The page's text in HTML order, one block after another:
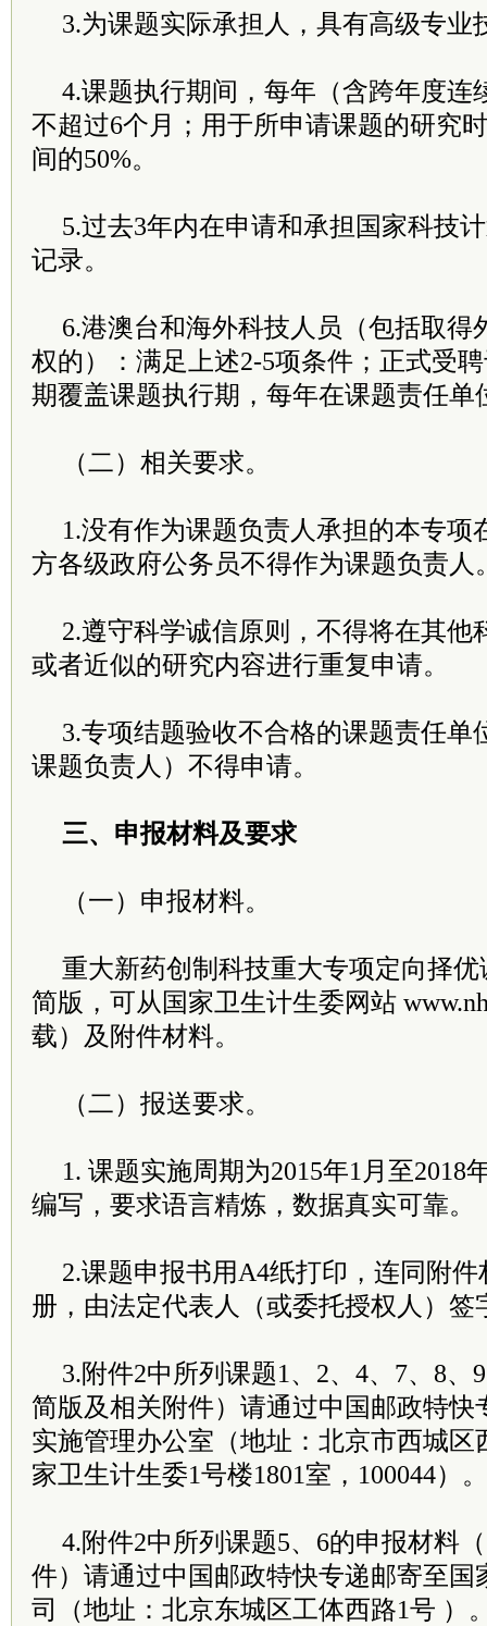
3.为课题实际承担人，具有高级专业
4.课题执行期间，每年（含跨年度连
不超过6个月；用于所申请课题的研究
间的50%。
5.过去3年内在申请和承担国家科技
记录。
6.港澳台和海外科技人员（包括取得
权的）：满足上述2-5项条件；正式受
期覆盖课题执行期，每年在课题责任单
（二）相关要求。
1.没有作为课题负责人承担的本专项
方各级政府公务员不得作为课题负责人
2.遵守科学诚信原则，不得将在其他
或者近似的研究内容进行重复申请。
3.专项结题验收不合格的课题责任单
课题负责人）不得申请。
三、申报材料及要求
（一）申报材料。
重大新药创制科技重大专项定向择
简版，可从国家卫生计生委网站
载）及附件材料。
（二）报送要求。
1. 课题实施周期为2015年1月至2018
编写，要求语言精炼，数据真实可靠。
2.课题申报书用A4纸打印，连同附
册，由法定代表人（或委托授权人）签
3.附件2中所列课题1、2、4、7、8
简版及相关附件）请通过中国邮政特快
实施管理办公室（地址：北京市西城区
家卫生计生委1号楼1801室，100044）。
4.附件2中所列课题5、6的申报材料
件）请通过中国邮政特快专递邮寄至国
司（地址：北京东城区工体西路1号 ）